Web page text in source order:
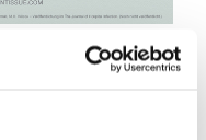
Sprachen –
sehen Sie die